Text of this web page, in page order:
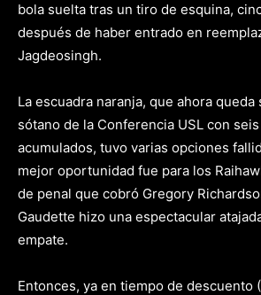
bola suelta tras un tiro de esquina,
después de haber entrado en
Jagdeosingh.
La escuadra naranja, que ahora queda
sótano de la Conferencia USL con
acumulados, tuvo varias opciones
mejor oportunidad fue para los
de penal que cobró Gregory
Gaudette hizo una espectacular
empate.
Entonces, ya en tiempo de descuento